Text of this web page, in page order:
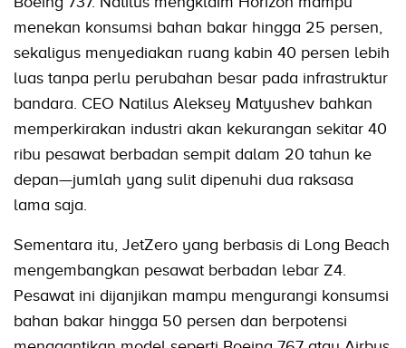
menekan konsumsi bahan bakar hingga 25 persen,
sekaligus menyediakan ruang kabin 40 persen lebih
luas tanpa perlu perubahan besar pada infrastruktur
bandara. CEO Natilus Aleksey Matyushev bahkan
memperkirakan industri akan kekurangan sekitar 40
ribu pesawat berbadan sempit dalam 20 tahun ke
depan—jumlah yang sulit dipenuhi dua raksasa
lama saja.
Sementara itu, JetZero yang berbasis di Long Beach
mengembangkan pesawat berbadan lebar Z4.
Pesawat ini dijanjikan mampu mengurangi konsumsi
bahan bakar hingga 50 persen dan berpotensi